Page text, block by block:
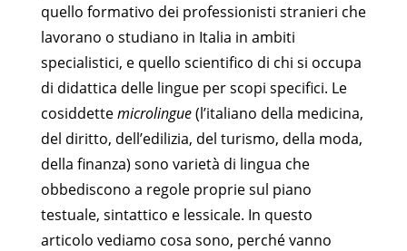
quello formativo dei professionisti stranieri che
lavorano o studiano in Italia in ambiti
specialistici, e quello scientifico di chi si occupa
di didattica delle lingue per scopi specifici. Le
cosiddettemicrolingue(l’italiano della medicina,
del diritto, dell’edilizia, del turismo, della moda,
della finanza) sono varietà di lingua che
obbediscono a regole proprie sul piano
testuale, sintattico e lessicale. In questo
articolo vediamo cosa sono, perché vanno